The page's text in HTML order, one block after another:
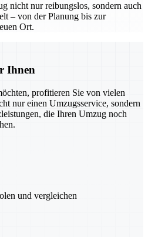
nicht nur reibungslos, sondern auch
– von der Planung bis zur
Ort.
Ihnen
profitieren Sie von vielen
nur einen Umzugsservice, sondern
die Ihren Umzug noch
und vergleichen